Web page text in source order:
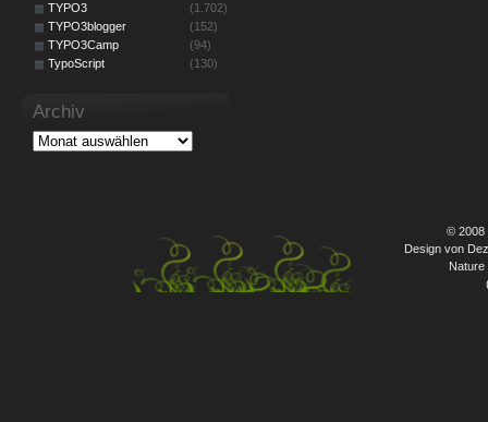
TYPO3
(1.702)
TYPO3blogger
(152)
TYPO3Camp
(94)
TypoScript
(130)
Archiv
© 2008
Design von
Nature